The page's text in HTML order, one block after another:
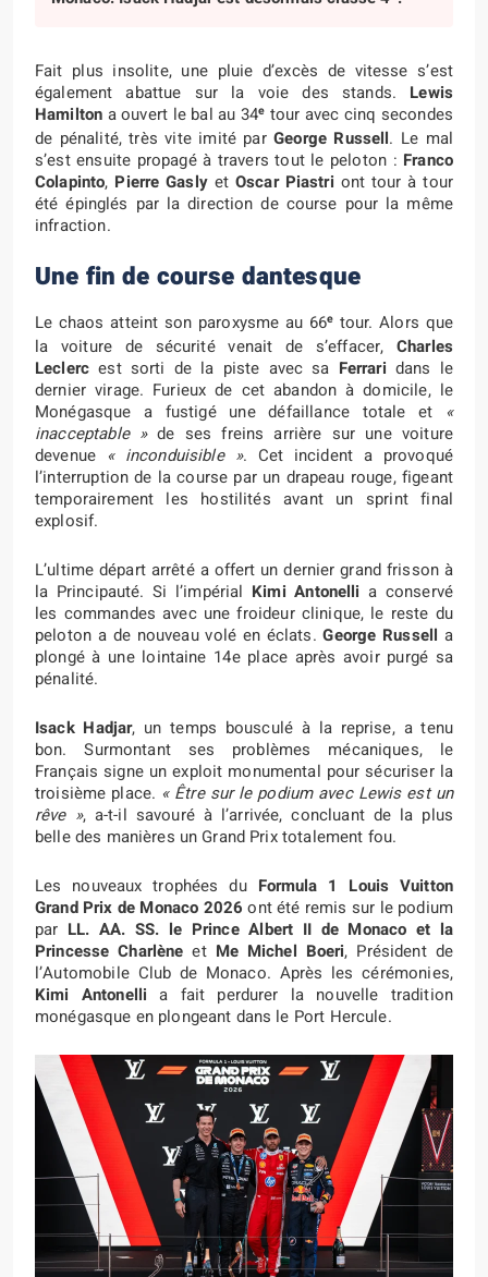
Fait plus insolite, une pluie d’excès de vitesse s’est
également abattue sur la voie des stands. Lewis
Hamilton a ouvert le bal au 34e tour avec cinq secondes
de pénalité, très vite imité parGeorge Russell. Le mal
s’est ensuite propagé à travers tout le peloton : Franco
Colapinto, Pierre Gaslyet Oscar Piastri ont tour à tour
été épinglés par la direction de course pour la même
infraction.
Une fin de course dantesque
Le chaos atteint son paroxysme au 66e tour. Alors que
la voiture de sécurité venait de s’effacer, Charles
Leclerc est sorti de la piste avec sa Ferrari dans le
dernier virage. Furieux de cet abandon à domicile, le
Monégasque a fustigé une défaillance totale et «
inacceptable »de ses freins arrière sur une voiture
devenue « inconduisible ». Cet incident a provoqué
l’interruption de la course par un drapeau rouge, figeant
temporairement les hostilités avant un sprint final
explosif.
L’ultime départ arrêté a offert un dernier grand frisson à
la Principauté. Si l’impérial Kimi Antonelli a conservé
les commandes avec une froideur clinique, le reste du
peloton a de nouveau volé en éclats.George Russell a
plongé à une lointaine 14e place après avoir purgé sa
pénalité.
Isack Hadjar, un temps bousculé à la reprise, a tenu
bon. Surmontant ses problèmes mécaniques, le
Français signe un exploit monumental pour sécuriser la
troisième place. « Être sur le podium avec Lewis est un
rêve », a-t-il savouré à l’arrivée, concluant de la plus
belle des manières un Grand Prix totalement fou.
Les nouveaux trophées du Formula 1 Louis Vuitton
Grand Prix de Monaco 2026 ont été remis sur le podium
par LL. AA. SS. le Prince Albert II de Monaco et la
Princesse Charlène et Me Michel Boeri, Président de
l’Automobile Club de Monaco. Après les cérémonies,
Kimi Antonelli a fait perdurer la nouvelle tradition
monégasque en plongeant dans le Port Hercule.